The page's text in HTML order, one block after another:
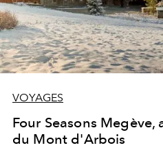
VOYAGES
Four Seasons
du Mont d'Arbois